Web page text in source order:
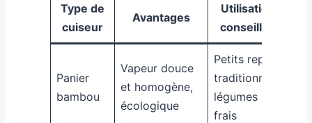
Type de
cuiseur
Avantages
Utilisation
conseillée
Panier
bambou
Vapeur douce
et homogène,
écologique
Petits repas
traditionnels,
légumes
frais